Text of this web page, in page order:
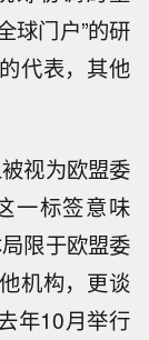
球门户”的研
代表，其他
视为欧盟委
一标签意味
限于欧盟委
机构，更谈
年10月举行